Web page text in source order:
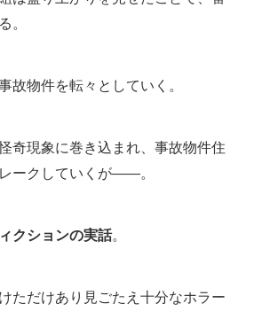
。
故物件を転々としていく。
奇現象に巻き込まれ、事故物件住
ークしていくが――。
クションの実話。
ただけあり見ごたえ十分なホラー